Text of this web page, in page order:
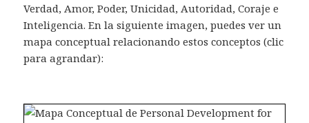
Verdad, Amor, Poder, Unicidad, Autoridad, Coraje e
Inteligencia. En la siguiente imagen, puedes ver un
mapa conceptual relacionando estos conceptos (clic
para agrandar):